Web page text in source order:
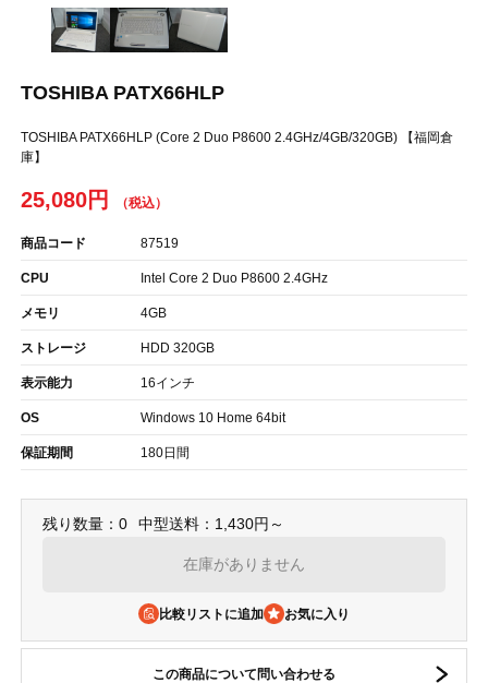
TOSHIBA PATX66HLP
TOSHIBA PATX66HLP (Core 2 Duo P8600 2.4GHz/4GB/320GB) 【福岡倉
庫】
25,080円
商品コード 87519
CPU Intel Core 2 Duo P8600 2.4GHz
メモリ 4GB
ストレージ HDD 320GB
表示能力 16インチ
OS Windows 10 Home 64bit
保証期間 180日間
残り数量：0 中型送料：1,430円～
在庫がありません
比較リストに追加
この商品について問い合わせる